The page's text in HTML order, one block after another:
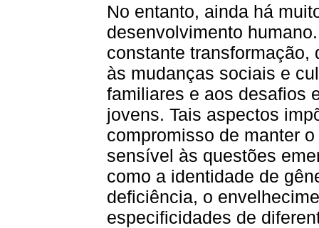
No entanto, ainda há
desenvolvimento
constante transformação,
às mudanças sociais e
familiares e aos desafios
jovens. Tais aspectos
compromisso de manter
sensível às questões
como a identidade de
deficiência, o
especificidades de